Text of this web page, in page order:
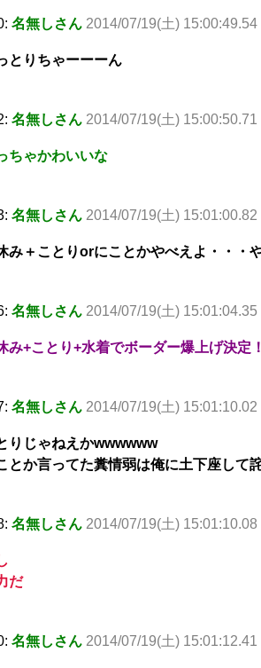
名無しさん 2014/07/19(土) 15:00:49.54
とりちゃーーーん
名無しさん 2014/07/19(土) 15:00:50.71
ちゃかわいいな
名無しさん 2014/07/19(土) 15:01:00.82
み＋ことりorにことかやべえよ・・・
名無しさん 2014/07/19(土) 15:01:04.35
み+ことり+水着でボーダー爆上げ決定
名無しさん 2014/07/19(土) 15:01:10.02
りじゃねえかwwwwww
とか言ってた糞情弱は俺に土下座して
名無しさん 2014/07/19(土) 15:01:10.08
だ
名無しさん 2014/07/19(土) 15:01:12.41